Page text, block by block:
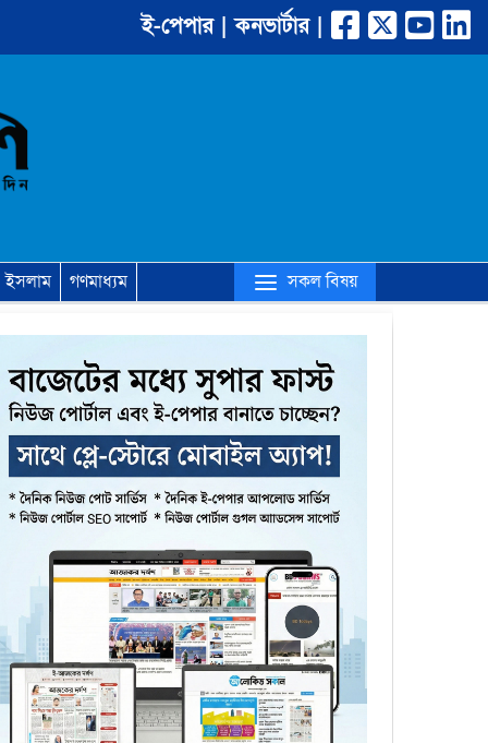
ই-পেপার |
(current) কনভার্টার |
ইসলাম গণমাধ্যম সকল বিষয়